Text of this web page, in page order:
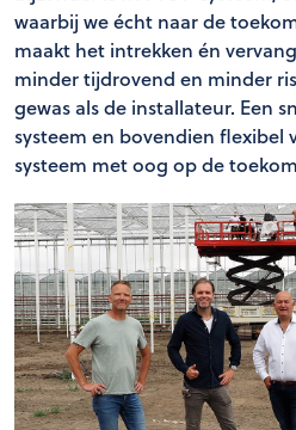
waarbij we écht naar de
maakt het intrekken én
minder tijdrovend en minder
gewas als de installateur. Een
systeem en bovendien flexibel
systeem met oog op de